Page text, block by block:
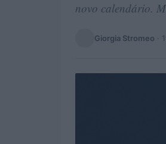
novo calendário.
Giorgia Stromeo ·